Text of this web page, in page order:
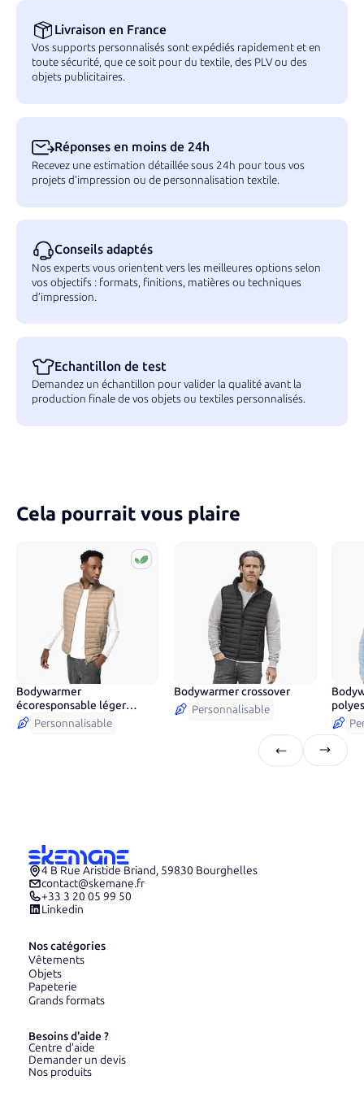
Livraison en France
Vos supports personnalisés sont expédiés rapidement et en
toute sécurité, que ce soit pour du textile, des PLV ou des
objets publicitaires.
Réponses en moins de 24h
Recevez une estimation détaillée sous 24h pour tous vos
projets d’impression ou de personnalisation textile.
Conseils adaptés
Nos experts vous orientent vers les meilleures options selon
vos objectifs : formats, finitions, matières ou techniques
d’impression.
Echantillon de test
Demandez un échantillon pour valider la qualité avant la
production finale de vos objets ou textiles personnalisés.
Cela pourrait vous plaire
6couleurs
Bodywarmer
écoresponsable léger
hommePersonnalisable
Bodywarmer crossover
Personnalisable
2
4 B Rue Aristide Briand, 59830 Bourghelles
contact@skemane.fr
+33 3 20 05 99 50
Linkedin
Nos catégories
Vêtements
Objets
Papeterie
Grands formats
Besoins d'aide ?
Centre d’aide
Demander un devis
Nos produits